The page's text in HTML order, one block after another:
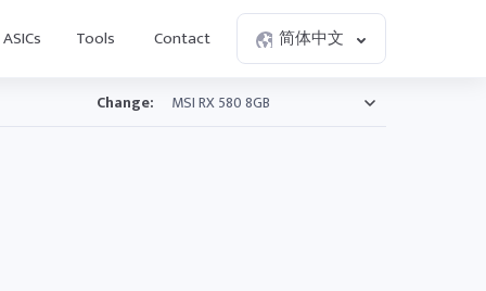
ASICs Tools Contact 简体中文
Change: